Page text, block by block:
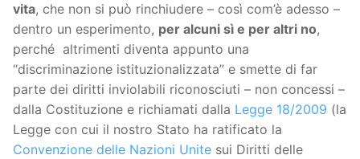
vita, che non si può rinchiudere – così com’è adesso –
dentro un esperimento, per alcuni sì e per altri no,
perché altrimenti diventa appunto una
“discriminazione istituzionalizzata” e smette di far
parte dei diritti inviolabili riconosciuti – non concessi –
dalla Costituzione e richiamati dalla Legge 18/2009 (la
Legge con cui il nostro Stato ha ratificato la
Convenzione delle Nazioni Unite sui Diritti delle